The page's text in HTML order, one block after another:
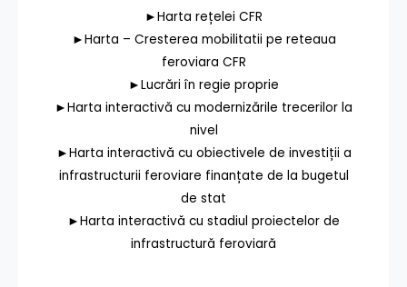
►Harta rețelei CFR
►Harta – Cresterea mobilitatii pe reteaua
feroviara CFR
►Lucrări în regie proprie
►Harta interactivă cu modernizările trecerilor la
nivel
►Harta interactivă cu obiectivele de investiții a
infrastructurii feroviare finanțate de la bugetul
de stat
►Harta interactivă cu stadiul proiectelor de
infrastructură feroviară